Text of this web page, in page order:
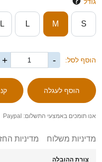
גודל
S
M
L
הוסף לסל: -
+
אנו תומכים באמצעי התשלום: Paypal
מדיניות משלוח מדיניות
צורת ההובלה